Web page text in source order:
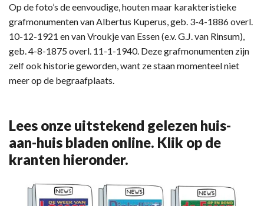
Op de foto’s de eenvoudige, houten maar karakteristieke
grafmonumenten van Albertus Kuperus, geb. 3-4-1886 overl.
10-12-1921 en van Vroukje van Essen (e.v. G.J. van Rinsum),
geb. 4-8-1875 overl. 11-1-1940. Deze grafmonumenten zijn
zelf ook historie geworden, want ze staan momenteel niet
meer op de begraafplaats.
Lees onze uitstekend gelezen huis-
aan-huis bladen online. Klik op de
kranten hieronder.